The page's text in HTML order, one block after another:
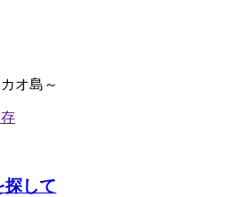
オ島～
探して